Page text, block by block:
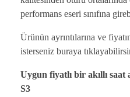
performans eseri sınıfına
Ürünün ayrıntılarına ve
isterseniz buraya
Uygun fiyatlı bir akıllı
S3